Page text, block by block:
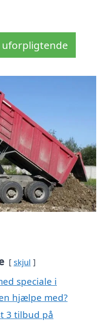
uforpligtende
skjul
speciale i
hjælpe med?
3 tilbud på